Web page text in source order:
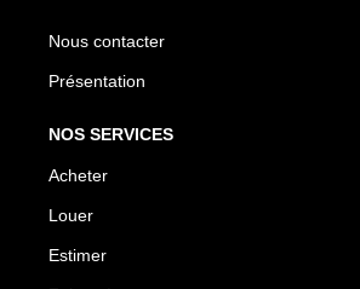
Nous contacter
Présentation
NOS SERVICES
Acheter
Louer
Estimer